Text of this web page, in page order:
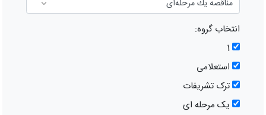
انتخاب گروه:
1
استعلامی
ترک تشریفات
یک مرحله ای